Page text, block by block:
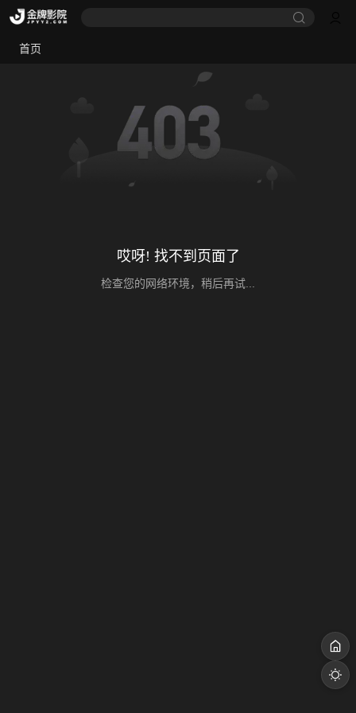
首页
哎呀! 找不到页面了
检查您的网络环境，稍后再试...